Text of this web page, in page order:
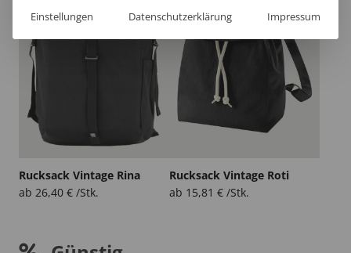
Rucksack Vintage Rina
ab 26,40 € /Stk.
Rucksack Vintage Roti
ab 15,81 € /Stk.
Einstellungen Datenschutzerklärung Impressum